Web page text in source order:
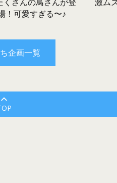
！可愛すぎる〜♪
企画一覧